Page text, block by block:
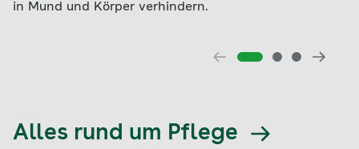
in Mund und Körper verhindern.
Alles rund um Pflege